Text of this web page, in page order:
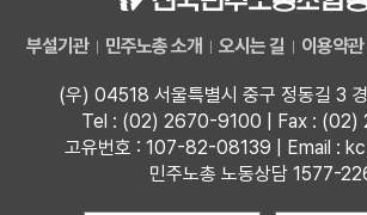
부설기관 민주노총 소개 오시는 길 이용약관
(우) 04518 서울특별시 중구 정동길 3
Tel : (02) 2670-9100 | Fax : (02)
고유번호 : 107-82-08139 | Email :
민주노총 노동상담 1577-